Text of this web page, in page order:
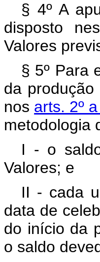
§ 4º A
disposto
Valores
§ 5º Para
da
nos arts. 2º
metodologia
I - o
Valores; e
II - cada
data de
do início da
o saldo